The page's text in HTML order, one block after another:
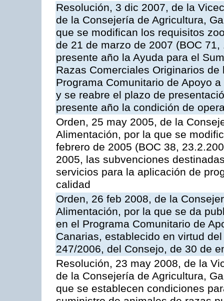
Resolución, 3 dic 2007, de la
de la Consejería de Agricultura,
que se modifican los requisitos
de 21 de marzo de 2007 (BOC
presente año la Ayuda para el
Razas Comerciales Originarios
Programa Comunitario de Apoyo
y se reabre el plazo de
presente año la condición de
Orden, 25 may 2005, de la
Alimentación, por la que se
febrero de 2005 (BOC 38,
2005, las subvenciones
servicios para la aplicación de
calidad
Orden, 26 feb 2008, de la
Alimentación, por la que se da
en el Programa Comunitario de
Canarias, establecido en virtud
247/2006, del Consejo, de 30 de
Resolución, 23 may 2008, de la
de la Consejería de Agricultura,
que se establecen condiciones